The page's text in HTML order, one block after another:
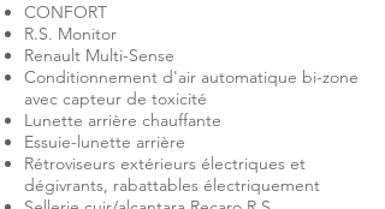
CONFORT
R.S. Monitor
Renault Multi-Sense
Conditionnement d'air automatique bi-zone
avec capteur de toxicité
Lunette arrière chauffante
Essuie-lunette arrière
Rétroviseurs extérieurs électriques et
dégivrants, rabattables électriquement